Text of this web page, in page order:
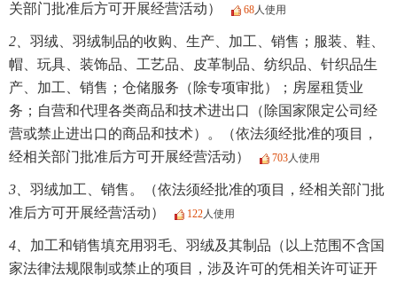
关部门批准后方可开展经营活动）
68人使用
2、 羽绒、羽绒制品的收购、生产、加工、销售；服装、鞋、
帽、玩具、装饰品、工艺品、皮革制品、纺织品、针织品生
产、加工、销售；仓储服务（除专项审批）；房屋租赁业
务；自营和代理各类商品和技术进出口（除国家限定公司经
营或禁止进出口的商品和技术）。（依法须经批准的项目，
经相关部门批准后方可开展经营活动）
703人使用
3、 羽绒加工、销售。（依法须经批准的项目，经相关部门批
准后方可开展经营活动）
122人使用
4、 加工和销售填充用羽毛、羽绒及其制品（以上范围不含国
家法律法规限制或禁止的项目，涉及许可的凭相关许可证开